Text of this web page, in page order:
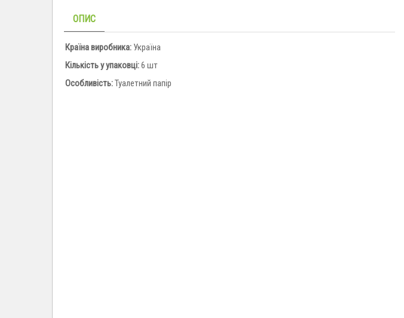
ОПИС
Країна виробника:Україна
Кількість у упаковці:6 шт
Особливість:Туалетний папір